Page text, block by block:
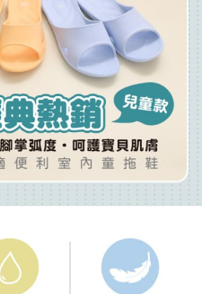
之「AFTEE先享後付」服務完成之交
資料，並將交易相關給付款項請求債
下網址：
代理人或監護人之同意方可使用
者引起之損失，本公司不負相關責
據個別帳號之用戶狀況，依本公司即
度不足之情形，本公司將視審查結果
資訊註冊。若發現惡意使用之情形，
運費
免運費
查看運費